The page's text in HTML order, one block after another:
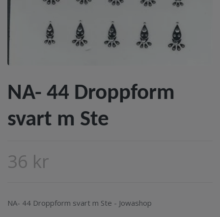
NA- 44 Droppform
svart m Ste
36 kr
NA- 44 Droppform svart m Ste - Jowashop